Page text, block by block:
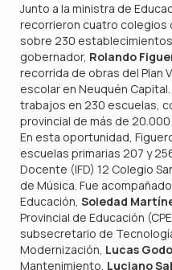
Junto a la ministra de
recorrieron cuatro colegios
sobre 230
gobernador, Rolando
recorrida de obras del Plan
escolar en Neuquén
trabajos en 230 escuelas,
provincial de más de
En esta oportunidad,
escuelas primarias 207 y
Docente (IFD) 12 Colegio
de Música. Fue
Educación, Soledad
Provincial de Educación
subsecretario de
Modernización, Lucas
Mantenimiento, Luciano